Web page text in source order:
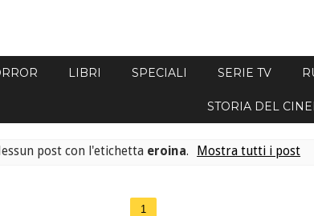
LIBRI SPECIALI SERIE TV
STORIA DEL
post con l'etichetta eroina. Mostra tutti i post
1